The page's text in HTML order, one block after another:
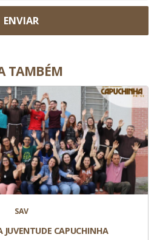
ENVIAR
TAMBÉM
SAV
JUVENTUDE CAPUCHINHA